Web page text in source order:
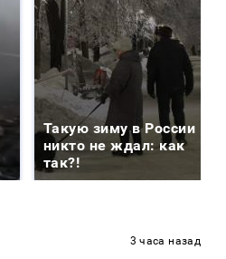
Такую зиму в России
никто не ждал: как
так?!
3 часа назад